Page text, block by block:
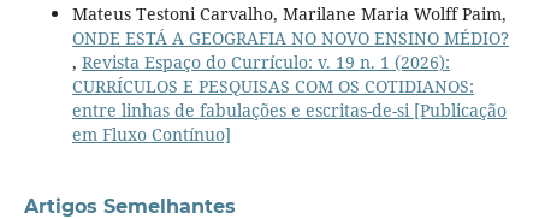
Mateus Testoni Carvalho, Marilane Maria Wolff Paim,
ONDE ESTÁ A GEOGRAFIA NO NOVO ENSINO MÉDIO?
, Revista Espaço do Currículo: v. 19 n. 1 (2026):
CURRÍCULOS E PESQUISAS COM OS COTIDIANOS:
entre linhas de fabulações e escritas-de-si [Publicação
em Fluxo Contínuo]
Artigos Semelhantes